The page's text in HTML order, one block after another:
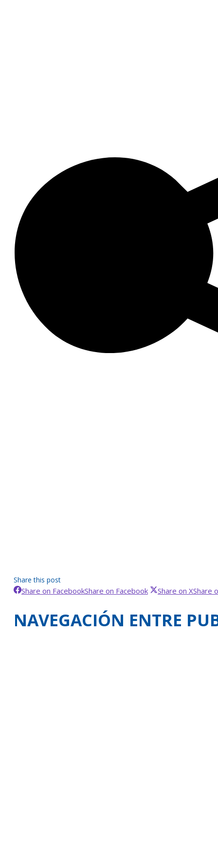
Share this post
Share on FacebookShare on Facebook Share on XShare
NAVEGACIÓN ENTRE